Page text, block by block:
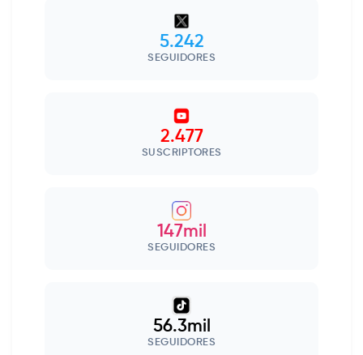
5.242
SEGUIDORES
2.477
SUSCRIPTORES
147mil
SEGUIDORES
56.3mil
SEGUIDORES